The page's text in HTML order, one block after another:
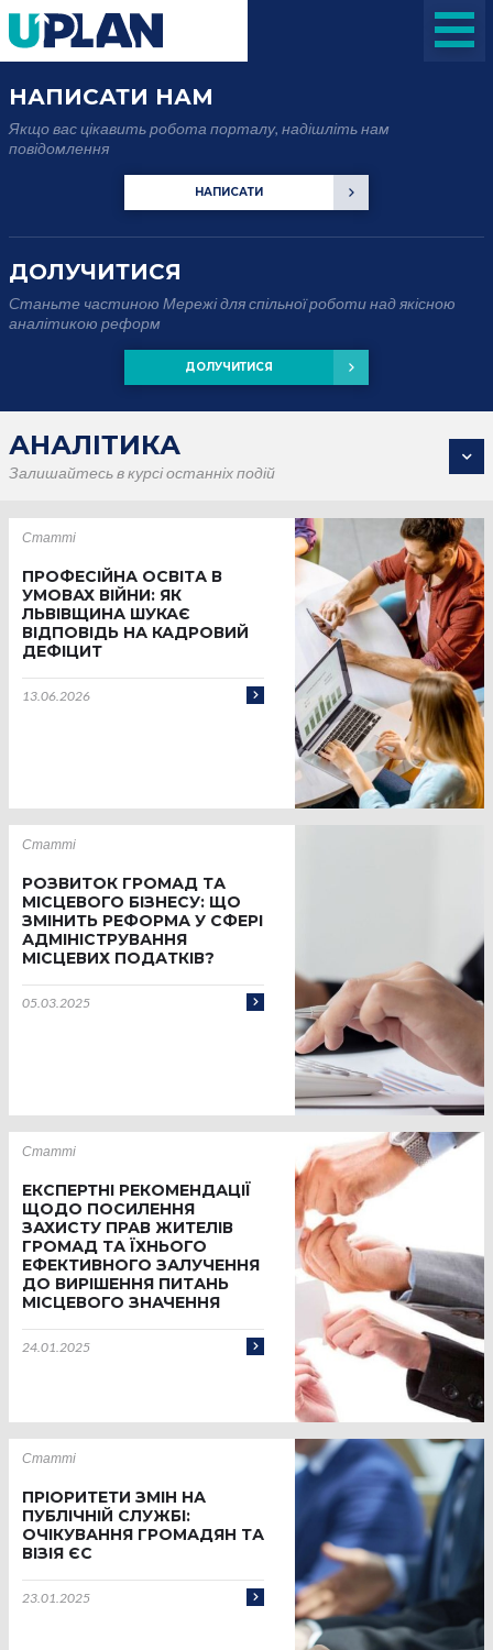
НАПИСАТИ НАМ
Якщо вас цікавить робота порталу, надішліть нам
повідомлення
НАПИСАТИ
ДОЛУЧИТИСЯ
Станьте частиною Мережі для спільної роботи над якісною
аналітикою реформ
ДОЛУЧИТИСЯ
АНАЛІТИКА
Залишайтесь в курсі останніх подій
Статті
ПРОФЕСІЙНА ОСВІТА В
УМОВАХ ВІЙНИ: ЯК
ЛЬВІВЩИНА ШУКАЄ
ВІДПОВІДЬ НА КАДРОВИЙ
ДЕФІЦИТ
13.06.2026
Статті
РОЗВИТОК ГРОМАД ТА
МІСЦЕВОГО БІЗНЕСУ: ЩО
ЗМІНИТЬ РЕФОРМА У СФЕРІ
АДМІНІСТРУВАННЯ
МІСЦЕВИХ ПОДАТКІВ?
05.03.2025
Статті
ЕКСПЕРТНІ РЕКОМЕНДАЦІЇ
ЩОДО ПОСИЛЕННЯ
ЗАХИСТУ ПРАВ ЖИТЕЛІВ
ГРОМАД ТА ЇХНЬОГО
ЕФЕКТИВНОГО ЗАЛУЧЕННЯ
ДО ВИРІШЕННЯ ПИТАНЬ
МІСЦЕВОГО ЗНАЧЕННЯ
24.01.2025
Статті
ПРІОРИТЕТИ ЗМІН НА
ПУБЛІЧНІЙ СЛУЖБІ:
ОЧІКУВАННЯ ГРОМАДЯН ТА
ВІЗІЯ ЄС
23.01.2025